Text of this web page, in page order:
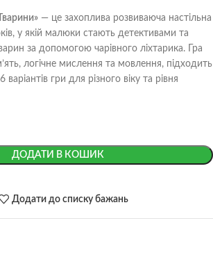
— це захоплива розвиваюча настільна
у якій малюки стають детективами та
за допомогою чарівного ліхтарика. Гра
логічне мислення та мовлення, підходить
гри для різного віку та рівня
ДОДАТИ В КОШИК
Додати до списку бажань